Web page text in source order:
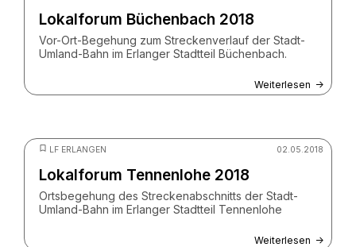
Lokalforum Büchenbach 2018
Vor-Ort-Begehung zum Streckenverlauf der Stadt-
Umland-Bahn im Erlanger Stadtteil Büchenbach.
Weiterlesen
LF ERLANGEN 02.05.2018
Lokalforum Tennenlohe 2018
Ortsbegehung des Streckenabschnitts der Stadt-
Umland-Bahn im Erlanger Stadtteil Tennenlohe
Weiterlesen